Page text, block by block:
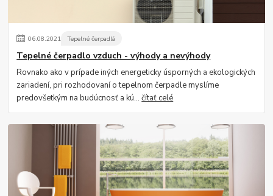
06.08.2021 Tepelné čerpadlá
Tepelné čerpadlo vzduch - výhody a nevýhody
Rovnako ako v prípade iných energeticky úsporných a ekologických
zariadení, pri rozhodovaní o tepelnom čerpadle myslíme
predovšetkým na budúcnosť a kú...čítať celé